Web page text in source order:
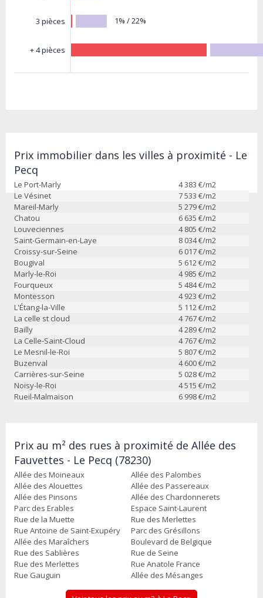
3 pièces
+ 4 pièces
1% / 22%
Prix immobilier dans les villes à proximité - Le
Pecq
Le Port-Marly 4 383 €/m2
Le Vésinet
7 533 €/m2
Mareil-Marly
5 279€/m2
Chatou
6 635 €/m2
Louveciennes
4 805 €/m2
Saint-Germain-en-Laye
8 034€/m2
Croissy-sur-Seine
6 017€/m2
Bougival
5 612 €/m2
Marly-le-Roi
4 985 €/m2
Fourqueux
5 484€/m2
Montesson
4 923 €/m2
L'Étang-la-Ville
5 112 €/m2
La celle st cloud
4 767€/m2
Bailly
4 289€/m2
La Celle-Saint-Cloud
4 767€/m2
Le Mesnil-le-Roi
5 807€/m2
Buzenval
4 600€/m2
Carrières-sur-Seine
5 028€/m2
Noisy-le-Roi
4 515 €/m2
Rueil-Malmaison
6 998€/m2
Prix au m² des rues à proximité de Allée des
Fauvettes - Le Pecq (78230)
Allée des Moineaux
Allée des Palombes
Allée des Alouettes
Allée des Passereaux
Allée des Pinsons
Allée des Chardonnerets
Parc des Erables
Espace Saint-Laurent
Rue de la Muette
Rue des Merlettes
Rue Antoine de Saint-Exupéry
Parc des Grésillons
Allée des Maraîchers
Boulevard de Belgique
Rue des Sablières
Rue de Seine
Rue des Merlettes
Rue Anatole France
Rue Gauguin
Allée des Mésanges